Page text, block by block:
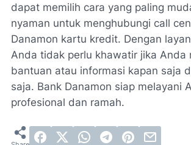
dapat memilih cara yang paling
nyaman untuk menghubungi call
Danamon kartu kredit. Dengan
Anda tidak perlu khawatir jika Anda
bantuan atau informasi kapan saja
saja. Bank Danamon siap melayani
profesional dan ramah.